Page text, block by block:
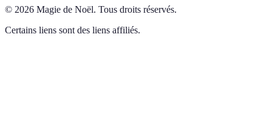
© 2026 Magie de Noël. Tous droits réservés.
Certains liens sont des liens affiliés.